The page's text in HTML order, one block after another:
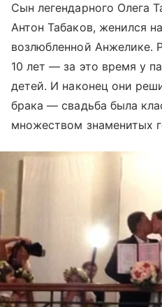
Сын легендарного Олега
Антон Табаков, женился
возлюбленной Анжелике.
10 лет — за это время у
детей. И наконец они
брака — свадьба была
множеством знаменитых